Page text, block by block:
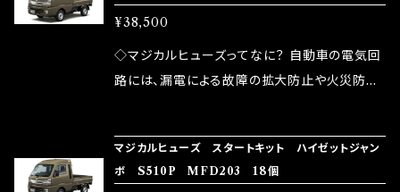
¥38,500
◇マジカルヒューズってなに？ 自動車の電気回
路には、漏電による故障の拡大防止や火災防止
路として、各回路への電力供給を行っています。
しかし、ヒューズには拭い去れない欠点があり
マジカルヒューズ スタートキット ハイゼットジャン
ボ S510P MFD203 18個